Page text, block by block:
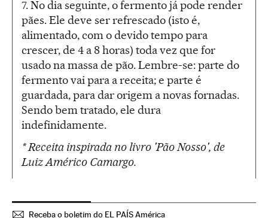
7. No dia seguinte, o fermento já pode render
pães. Ele deve ser refrescado (isto é,
alimentado, com o devido tempo para
crescer, de 4 a 8 horas) toda vez que for
usado na massa de pão. Lembre-se: parte do
fermento vai para a receita; e parte é
guardada, para dar origem a novas fornadas.
Sendo bem tratado, ele dura
indefinidamente.
* Receita inspirada no livro 'Pão Nosso', de
Luiz Américo Camargo.
Receba o boletim do EL PAÍS América